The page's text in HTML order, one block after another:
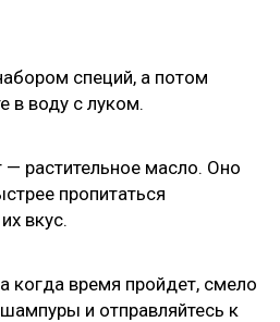
специй, а потом
в воду с луком.
— растительное масло. Оно
пропитаться
вкус.
когда время пройдет, смело
и отправляйтесь к